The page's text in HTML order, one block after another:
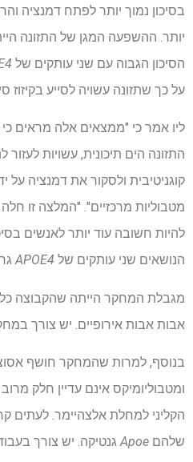
בסיכון נמוך יותר לפתח דמנציה
יותר. ההשפעה המגן של התזונה
הסיכון הגבוה עם שני עותקים של
על כך שתזונה עשויה לסייע בקיזוז
ליו אמר כי "ממצאים אלה מראים כי
התזונה הים תיכונית, עשויות
קוגניטיבית ולסקור את דמנציה
מטבוליות מרכזיים". "המלצה זו
להיות חשובה עוד יותר לאנשים
הנושאים שני עותקים של APOE4
מגבלת המחקר הייתה שהקבוצה
אבות אבות אירופיים. יש צורך
בנוסף, למרות שהמחקר חושף
ומטבוליומיקס אינם עדיין חלק
הקליני למחלת אלצהיימר. לעתים
שלהם Apoeגנטיקה. יש צורך